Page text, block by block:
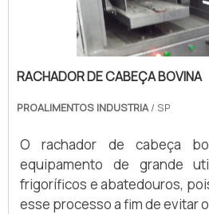
RACHADOR DE CABEÇA BOVINA
PROALIMENTOS INDUSTRIA/ SP
O rachador de cabeça
equipamento de grande
frigoríficos e abatedouros,
esse processo a fim de evitar